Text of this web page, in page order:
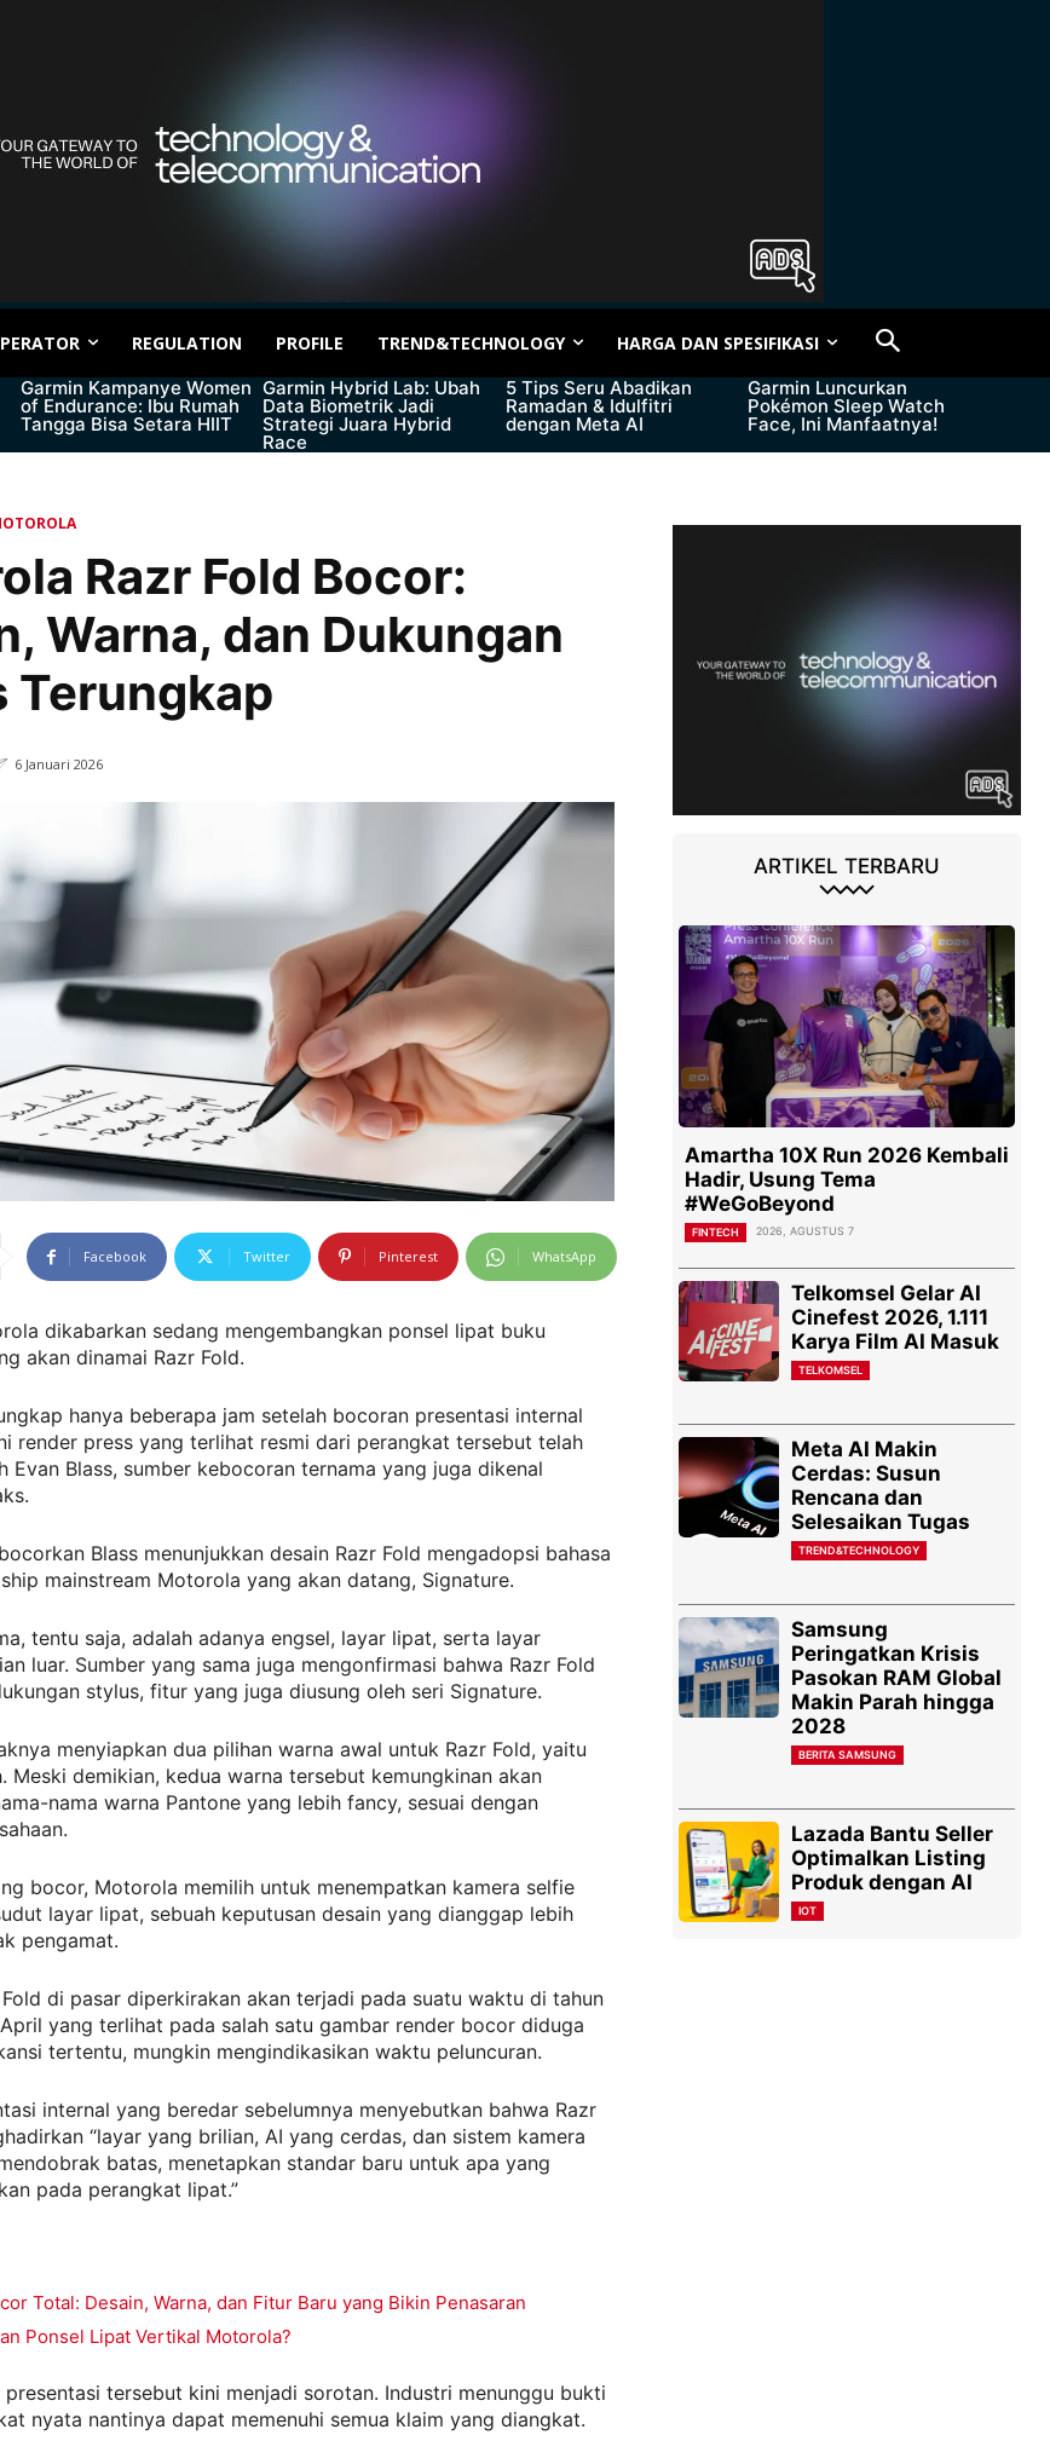
REGULATION PROFILE TREND&TECHNOLOGY HARGA DAN SPESIFIKASI
Garmin Kampanye Women
of Endurance: Ibu Rumah
Tangga Bisa Setara HIIT
Garmin Hybrid Lab: Ubah
Data Biometrik Jadi
Strategi Juara Hybrid
Race
5 Tips Seru Abadikan
Ramadan & Idulfitri
dengan Meta AI
Garmin Luncurkan
Pokémon Sleep Watch
Face, Ini Manfaatnya!
Razr Fold Bocor:
Warna, dan Dukungan
Terungkap
6 Januari 2026
Facebook Twitter Pinterest WhatsApp
dikabarkan sedang mengembangkan ponsel lipat buku
akan dinamai Razr Fold.
hanya beberapa jam setelah bocoran presentasi internal
render press yang terlihat resmi dari perangkat tersebut telah
Evan Blass, sumber kebocoran ternama yang juga dikenal
Blass menunjukkan desain Razr Fold mengadopsi bahasa
mainstream Motorola yang akan datang, Signature.
tentu saja, adalah adanya engsel, layar lipat, serta layar
luar. Sumber yang sama juga mengonfirmasi bahwa Razr Fold
stylus, fitur yang juga diusung oleh seri Signature.
menyiapkan dua pilihan warna awal untuk Razr Fold, yaitu
Meski demikian, kedua warna tersebut kemungkinan akan
nama warna Pantone yang lebih fancy, sesuai dengan
bocor, Motorola memilih untuk menempatkan kamera selfie
layar lipat, sebuah keputusan desain yang dianggap lebih
pengamat.
Fold di pasar diperkirakan akan terjadi pada suatu waktu di tahun
yang terlihat pada salah satu gambar render bocor diduga
tertentu, mungkin mengindikasikan waktu peluncuran.
internal yang beredar sebelumnya menyebutkan bahwa Razr
“layar yang brilian, AI yang cerdas, dan sistem kamera
batas, menetapkan standar baru untuk apa yang
pada perangkat lipat.”
Total: Desain, Warna, dan Fitur Baru yang Bikin Penasaran
Ponsel Lipat Vertikal Motorola?
tersebut kini menjadi sorotan. Industri menunggu bukti
nyata nantinya dapat memenuhi semua klaim yang diangkat.
ARTIKEL TERBARU
Amartha 10X Run 2026 Kembali
Hadir, Usung Tema
#WeGoBeyond
FINTECH 2026, AGUSTUS 7
Telkomsel Gelar AI
Cinefest 2026, 1.111
Karya Film AI Masuk
TELKOMSEL
Meta AI Makin
Cerdas: Susun
Rencana dan
Selesaikan Tugas
TREND&TECHNOLOGY
Samsung
Peringatkan Krisis
Pasokan RAM Global
Makin Parah hingga
2028
BERITA SAMSUNG
Lazada Bantu Seller
Optimalkan Listing
Produk dengan AI
IOT